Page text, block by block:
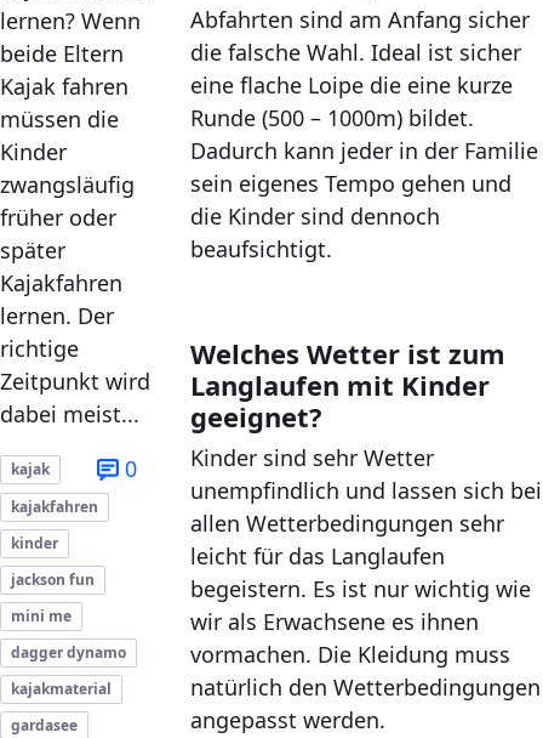
lernen? Wenn
beide Eltern
Kajak fahren
müssen die
Kinder
zwangsläufig
früher oder
später
Kajakfahren
lernen. Der
richtige
Zeitpunkt wird
dabei meist...
0
kajak
kajakfahren
kinder
jackson fun
mini me
dagger dynamo
kajakmaterial
gardasee
Abfahrten sind am Anfang sicher
die falsche Wahl. Ideal ist sicher
eine flache Loipe die eine kurze
Runde (500 – 1000m) bildet.
Dadurch kann jeder in der Familie
sein eigenes Tempo gehen und
die Kinder sind dennoch
beaufsichtigt.
Welches Wetter ist zum
Langlaufen mit Kinder
geeignet?
Kinder sind sehr Wetter
unempfindlich und lassen sich bei
allen Wetterbedingungen sehr
leicht für das Langlaufen
begeistern. Es ist nur wichtig wie
wir als Erwachsene es ihnen
vormachen. Die Kleidung muss
natürlich den Wetterbedingungen
angepasst werden.